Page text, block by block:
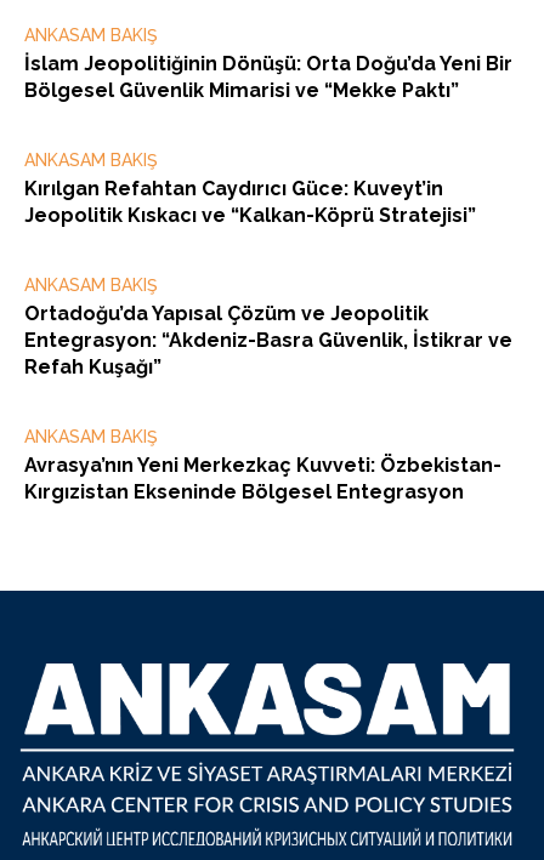
ANKASAM BAKIŞ
İslam Jeopolitiğinin Dönüşü: Orta Doğu’da Yeni Bir
Bölgesel Güvenlik Mimarisi ve “Mekke Paktı”
ANKASAM BAKIŞ
Kırılgan Refahtan Caydırıcı Güce: Kuveyt’in
Jeopolitik Kıskacı ve “Kalkan-Köprü Stratejisi”
ANKASAM BAKIŞ
Ortadoğu’da Yapısal Çözüm ve Jeopolitik
Entegrasyon: “Akdeniz-Basra Güvenlik, İstikrar ve
Refah Kuşağı”
ANKASAM BAKIŞ
Avrasya’nın Yeni Merkezkaç Kuvveti: Özbekistan-
Kırgızistan Ekseninde Bölgesel Entegrasyon